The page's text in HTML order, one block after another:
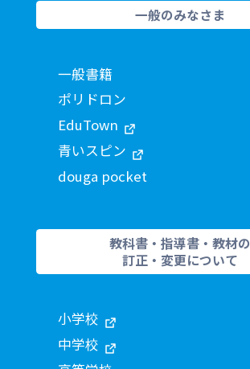
一般のみなさま
一般書籍
ポリドロン
EduTown
青いスピン
douga pocket
教科書・指導書・教材の
訂正・変更について
小学校
中学校